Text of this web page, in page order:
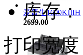
爱普生1600KIIIH
2699.00
库存：
打印宽